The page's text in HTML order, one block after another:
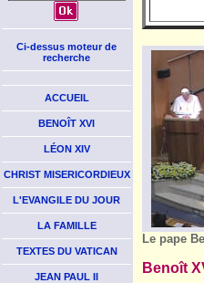
Ci-dessus moteur de
recherche
ACCUEIL
BENOÎT XVI
LÉON XIV
CHRIST MISERICORDIEUX
L'EVANGILE DU JOUR
LA FAMILLE
TEXTES DU VATICAN
JEAN PAUL II
Le pape
Benoît